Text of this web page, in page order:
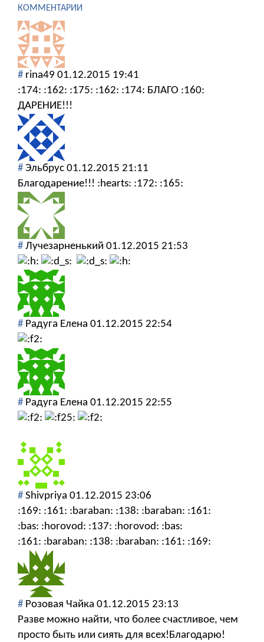
КОММЕНТАРИИ
# rina49 01.12.2015 19:41
:174: :162: :175: :162: :174: БЛАГО :160:
ДАРЕНИЕ!!!
# Эльбрус 01.12.2015 21:11
Благодарение!!! :hearts: :172: :165:
# Лучезарненький 01.12.2015 21:53
# Радуга Елена 01.12.2015 22:54
# Радуга Елена 01.12.2015 22:55
# Shivpriya 01.12.2015 23:06
:169: :161: :baraban: :138: :baraban: :161:
:bas: :horovod: :137: :horovod: :bas:
:161: :baraban: :138: :baraban: :161: :169:
# Розовая Чайка 01.12.2015 23:13
Разве можно найти, что более счастливое, чем
просто быть или сиять для всех!Благодарю!